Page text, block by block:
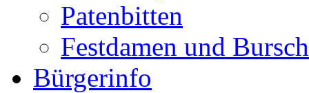
Patenbitten
Festdamen und
Bürgerinfo